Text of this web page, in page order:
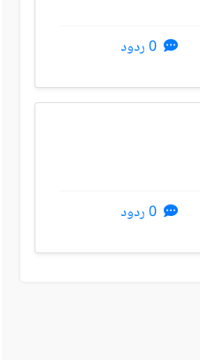
0 ردود
0 ردود